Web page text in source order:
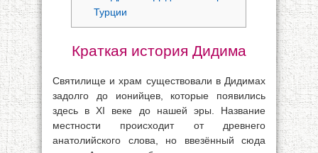
Турции
Краткая история Дидима
Святилище и храм существовали в Дидимах
задолго до ионийцев, которые появились
здесь в XI веке до нашей эры. Название
местности происходит от древнего
анатолийского слова, но ввезённый сюда